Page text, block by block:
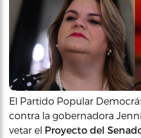
El Partido Popular
contra la gobernadora
vetar el Proyecto del